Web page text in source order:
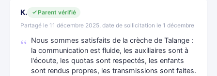
K.
Parent vérifié
Partagé le 11 décembre 2025, date de sollicitation le 1 décembre
Nous sommes satisfaits de la crèche de Talange :
la communication est fluide, les auxiliaires sont à
l'écoute, les quotas sont respectés, les enfants
sont rendus propres, les transmissions sont faites.